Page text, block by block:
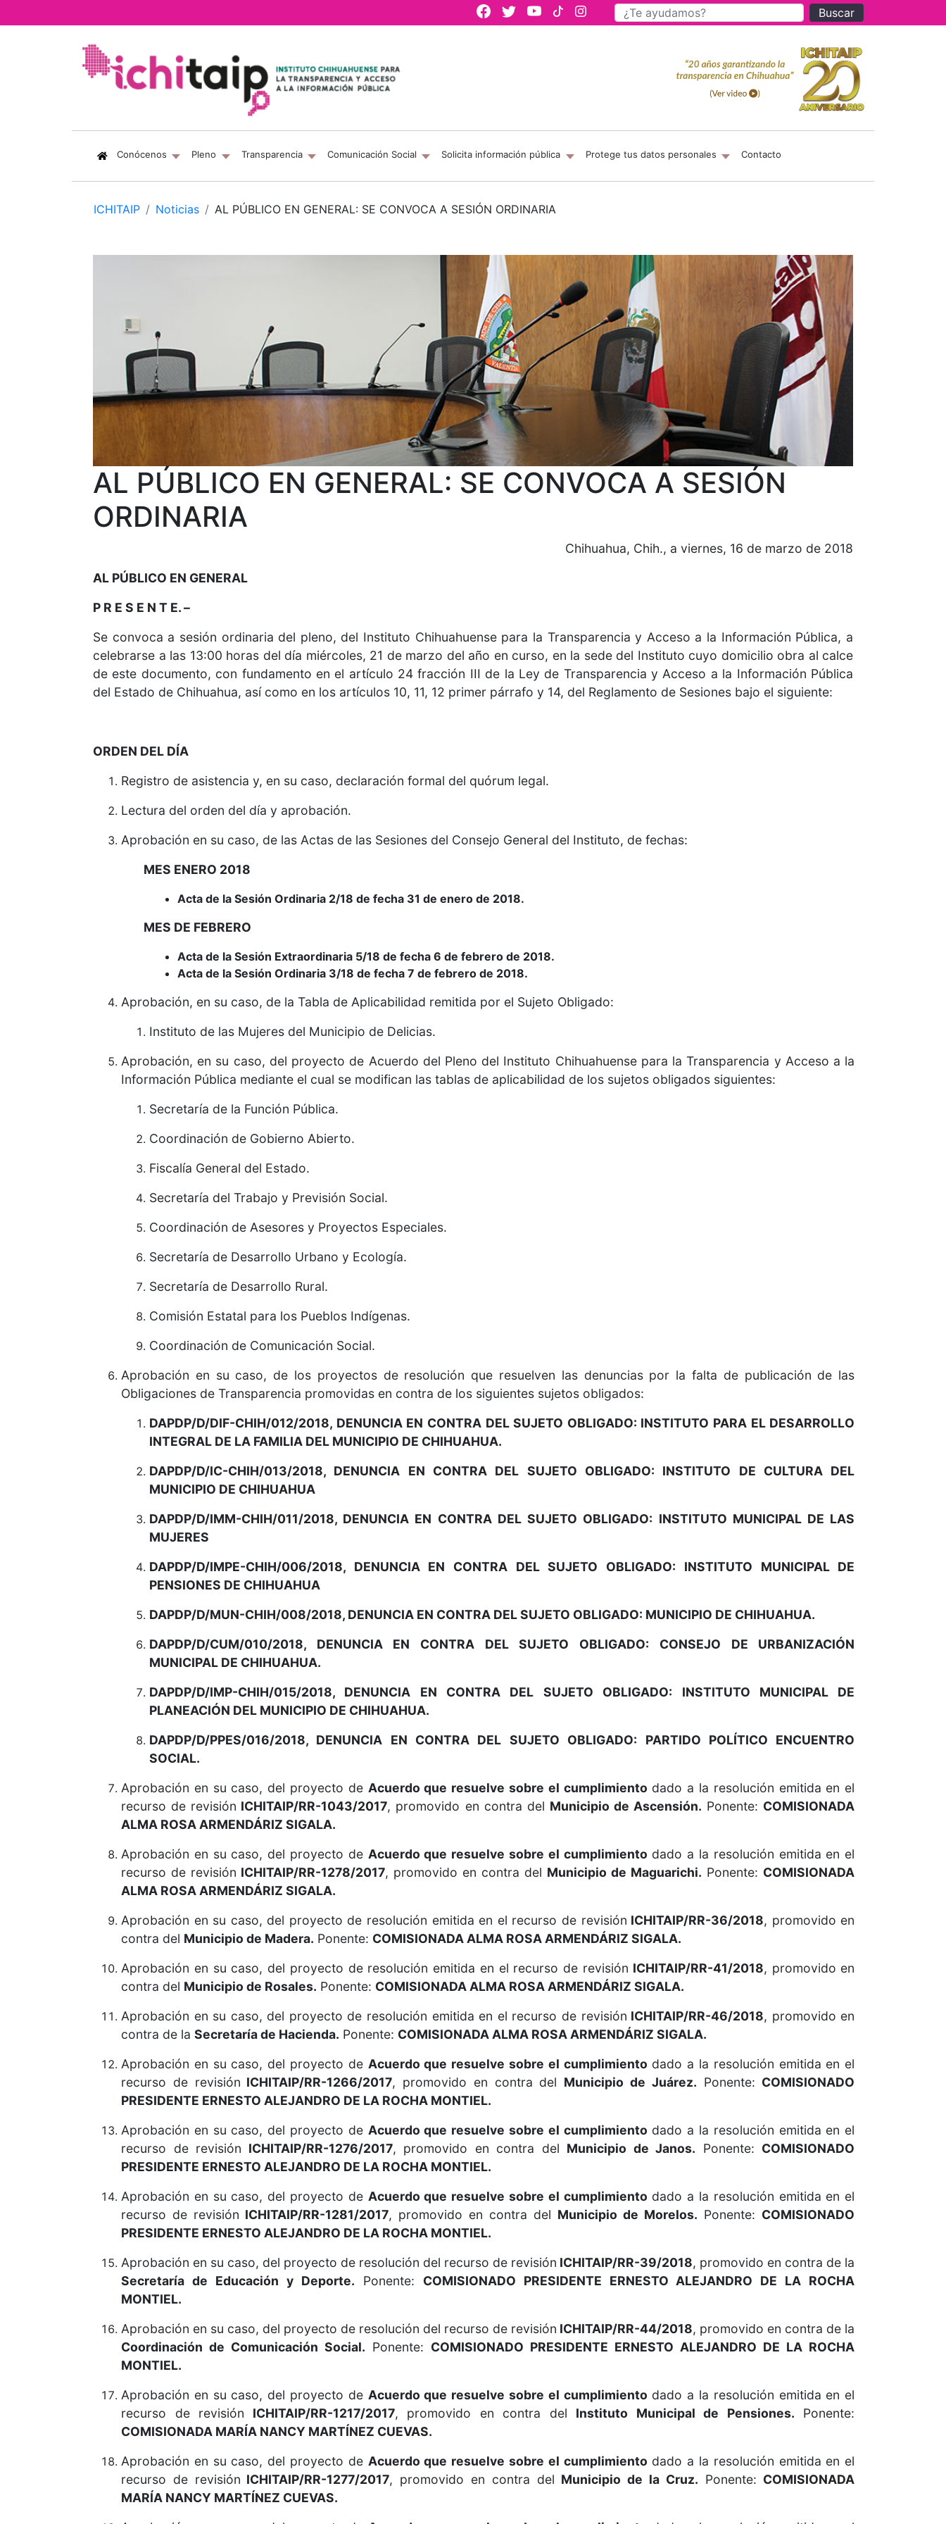
Buscar
Conócenos (current)
Pleno Transparencia Comunicación Social Solicita información pública Protege tus datos personales Contacto
ICHITAIP Noticias AL PÚBLICO EN GENERAL: SE CONVOCA A SESIÓN ORDINARIA
AL PÚBLICO EN GENERAL: SE CONVOCA A SESIÓN
ORDINARIA
Chihuahua, Chih., a viernes, 16 de marzo de 2018
AL PÚBLICO EN GENERAL
P R E S E N T E. –
Se convoca a sesión ordinaria del pleno, del Instituto Chihuahuense para la Transparencia y Acceso a la Información Pública, a
celebrarse a las 13:00 horas del día miércoles, 21 de marzo del año en curso, en la sede del Instituto cuyo domicilio obra al calce
de este documento, con fundamento en el artículo 24 fracción III de la Ley de Transparencia y Acceso a la Información Pública
del Estado de Chihuahua, así como en los artículos 10, 11, 12 primer párrafo y 14, del Reglamento de Sesiones bajo el siguiente:
ORDEN DEL DÍA
Registro de asistencia y, en su caso, declaración formal del quórum legal.
Lectura del orden del día y aprobación.
Aprobación en su caso, de las Actas de las Sesiones del Consejo General del Instituto, de fechas:
MES ENERO 2018
Acta de la Sesión Ordinaria 2/18 de fecha 31 de enero de 2018.
MES DE FEBRERO
Acta de la Sesión Extraordinaria 5/18 de fecha 6 de febrero de 2018.
Acta de la Sesión Ordinaria 3/18 de fecha 7 de febrero de 2018.
Aprobación, en su caso, de la Tabla de Aplicabilidad remitida por el Sujeto Obligado:
Instituto de las Mujeres del Municipio de Delicias.
Aprobación, en su caso, del proyecto de Acuerdo del Pleno del Instituto Chihuahuense para la Transparencia y Acceso a la
Información Pública mediante el cual se modifican las tablas de aplicabilidad de los sujetos obligados siguientes:
Secretaría de la Función Pública.
Coordinación de Gobierno Abierto.
Fiscalía General del Estado.
Secretaría del Trabajo y Previsión Social.
Coordinación de Asesores y Proyectos Especiales.
Secretaría de Desarrollo Urbano y Ecología.
Secretaría de Desarrollo Rural.
Comisión Estatal para los Pueblos Indígenas.
Coordinación de Comunicación Social.
Aprobación en su caso, de los proyectos de resolución que resuelven las denuncias por la falta de publicación de las
Obligaciones de Transparencia promovidas en contra de los siguientes sujetos obligados:
DAPDP/D/DIF-CHIH/012/2018, DENUNCIA EN CONTRA DEL SUJETO OBLIGADO: INSTITUTO PARA EL DESARROLLO
INTEGRAL DE LA FAMILIA DEL MUNICIPIO DE CHIHUAHUA.
DAPDP/D/IC-CHIH/013/2018, DENUNCIA EN CONTRA DEL SUJETO OBLIGADO: INSTITUTO DE CULTURA DEL
MUNICIPIO DE CHIHUAHUA
DAPDP/D/IMM-CHIH/011/2018, DENUNCIA EN CONTRA DEL SUJETO OBLIGADO: INSTITUTO MUNICIPAL DE LAS
MUJERES
DAPDP/D/IMPE-CHIH/006/2018, DENUNCIA EN CONTRA DEL SUJETO OBLIGADO: INSTITUTO MUNICIPAL DE
PENSIONES DE CHIHUAHUA
DAPDP/D/MUN-CHIH/008/2018, DENUNCIA EN CONTRA DEL SUJETO OBLIGADO: MUNICIPIO DE CHIHUAHUA.
DAPDP/D/CUM/010/2018, DENUNCIA EN CONTRA DEL SUJETO OBLIGADO: CONSEJO DE URBANIZACIÓN
MUNICIPAL DE CHIHUAHUA.
DAPDP/D/IMP-CHIH/015/2018, DENUNCIA EN CONTRA DEL SUJETO OBLIGADO: INSTITUTO MUNICIPAL DE
PLANEACIÓN DEL MUNICIPIO DE CHIHUAHUA.
DAPDP/D/PPES/016/2018, DENUNCIA EN CONTRA DEL SUJETO OBLIGADO: PARTIDO POLÍTICO ENCUENTRO
SOCIAL.
Aprobación en su caso, del proyecto de Acuerdo que resuelve sobre el cumplimiento dado a la resolución emitida en el
recurso de revisión ICHITAIP/RR-1043/2017, promovido en contra del Municipio de Ascensión. Ponente: COMISIONADA
ALMA ROSA ARMENDÁRIZ SIGALA.
Aprobación en su caso, del proyecto de Acuerdo que resuelve sobre el cumplimiento dado a la resolución emitida en el
recurso de revisión ICHITAIP/RR-1278/2017, promovido en contra del Municipio de Maguarichi. Ponente: COMISIONADA
ALMA ROSA ARMENDÁRIZ SIGALA.
Aprobación en su caso, del proyecto de resolución emitida en el recurso de revisión ICHITAIP/RR-36/2018, promovido en
contra del Municipio de Madera. Ponente: COMISIONADA ALMA ROSA ARMENDÁRIZ SIGALA.
Aprobación en su caso, del proyecto de resolución emitida en el recurso de revisión ICHITAIP/RR-41/2018, promovido en
contra del Municipio de Rosales. Ponente: COMISIONADA ALMA ROSA ARMENDÁRIZ SIGALA.
Aprobación en su caso, del proyecto de resolución emitida en el recurso de revisión ICHITAIP/RR-46/2018, promovido en
contra de la Secretaría de Hacienda. Ponente: COMISIONADA ALMA ROSA ARMENDÁRIZ SIGALA.
Aprobación en su caso, del proyecto de Acuerdo que resuelve sobre el cumplimiento dado a la resolución emitida en el
recurso de revisión ICHITAIP/RR-1266/2017, promovido en contra del Municipio de Juárez. Ponente: COMISIONADO
PRESIDENTE ERNESTO ALEJANDRO DE LA ROCHA MONTIEL.
Aprobación en su caso, del proyecto de Acuerdo que resuelve sobre el cumplimiento dado a la resolución emitida en el
recurso de revisión ICHITAIP/RR-1276/2017, promovido en contra del Municipio de Janos. Ponente: COMISIONADO
PRESIDENTE ERNESTO ALEJANDRO DE LA ROCHA MONTIEL.
Aprobación en su caso, del proyecto de Acuerdo que resuelve sobre el cumplimiento dado a la resolución emitida en el
recurso de revisión ICHITAIP/RR-1281/2017, promovido en contra del Municipio de Morelos. Ponente: COMISIONADO
PRESIDENTE ERNESTO ALEJANDRO DE LA ROCHA MONTIEL.
Aprobación en su caso, del proyecto de resolución del recurso de revisión ICHITAIP/RR-39/2018, promovido en contra de la
Secretaría de Educación y Deporte. Ponente: COMISIONADO PRESIDENTE ERNESTO ALEJANDRO DE LA ROCHA
MONTIEL.
Aprobación en su caso, del proyecto de resolución del recurso de revisión ICHITAIP/RR-44/2018, promovido en contra de la
Coordinación de Comunicación Social. Ponente: COMISIONADO PRESIDENTE ERNESTO ALEJANDRO DE LA ROCHA
MONTIEL.
Aprobación en su caso, del proyecto de Acuerdo que resuelve sobre el cumplimiento dado a la resolución emitida en el
recurso de revisión ICHITAIP/RR-1217/2017, promovido en contra del Instituto Municipal de Pensiones. Ponente:
COMISIONADA MARÍA NANCY MARTÍNEZ CUEVAS.
Aprobación en su caso, del proyecto de Acuerdo que resuelve sobre el cumplimiento dado a la resolución emitida en el
recurso de revisión ICHITAIP/RR-1277/2017, promovido en contra del Municipio de la Cruz. Ponente: COMISIONADA
MARÍA NANCY MARTÍNEZ CUEVAS.